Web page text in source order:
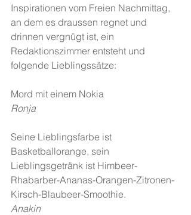
Inspirationen vom Freien Nachmittag,
an dem es draussen regnet und
drinnen vergnügt ist, ein
Redaktionszimmer entsteht und
folgende Lieblingssätze:
Mord mit einem Nokia
Ronja
Seine Lieblingsfarbe ist
Basketballorange, sein
Lieblingsgetränk ist Himbeer-
Rhabarber-Ananas-Orangen-Zitronen-
Kirsch-Blaubeer-Smoothie.
Anakin